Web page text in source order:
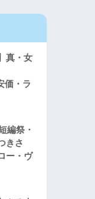
真・女
価・ラ
編祭・
きさ
ー・ヴ